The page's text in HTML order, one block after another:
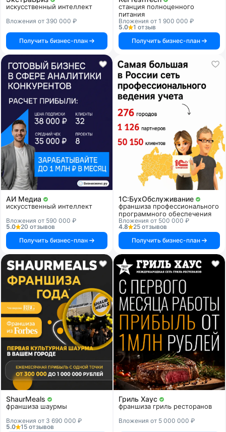
искусственный интеллект
Вложения от 390 000 ₽
Получить бизнес-план
станция полноценного
питания
Вложения от 1 900 000 ₽
5.0
1 отзыв
Получить бизнес-план
АИ Медиа
искусственный интеллект
Вложения от 590 000 ₽
5.0
20 отзывов
Получить бизнес-план
1C:БухОбслуживание
франшиза профессионального
программного обеспечения
Вложения от 500 000 ₽
4.8
25 отзывов
Получить бизнес-план
ShaurMeals
франшиза шаурмы
Вложения от 3 690 000 ₽
5.0
15 отзывов
Гриль Хаус
франшиза гриль ресторанов
Вложения от 5 000 000 ₽